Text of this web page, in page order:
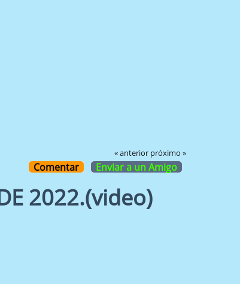
« anterior próximo »
Comentar Enviar a un Amigo
2022.(video)